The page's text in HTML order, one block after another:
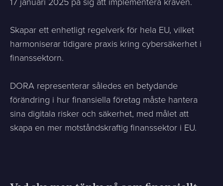
Skapar ett enhetligt regelverk för hela EU, vilket
harmoniserar tidigare praxis kring cybersäkerhet i
finanssektorn.
DORA representerar således en betydande
förändring i hur finansiella företag måste hantera
sina digitala risker och säkerhet, med målet att
skapa en mer motståndskraftig finanssektor i EU.